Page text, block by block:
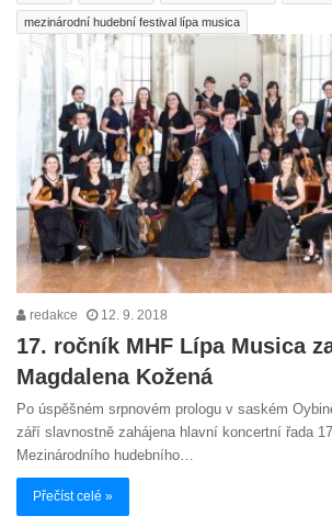
mezinárodní hudební festival lípa musica
redakce 12. 9. 2018
17. ročník MHF Lípa Musica
Magdalena Kožená
Po úspěšném srpnovém prologu v saském
září slavnostně zahájena hlavní koncertní řada
Mezinárodního hudebního…
Přečíst celé »